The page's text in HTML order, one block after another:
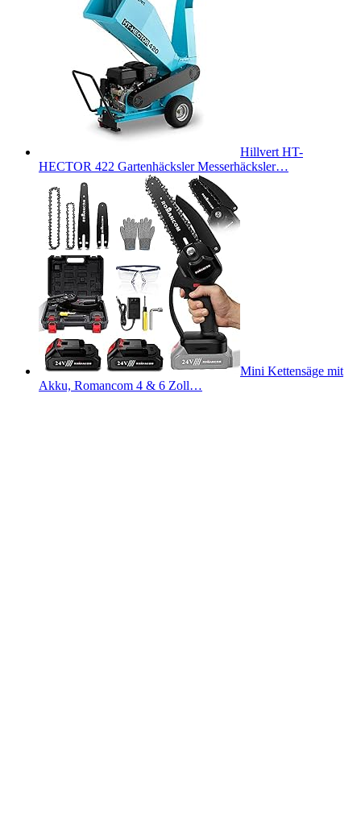
Hillvert HT-
HECTOR 422 Gartenhäcksler Messerhäcksler…
Mini Kettensäge mit
Akku, Romancom 4 & 6 Zoll…